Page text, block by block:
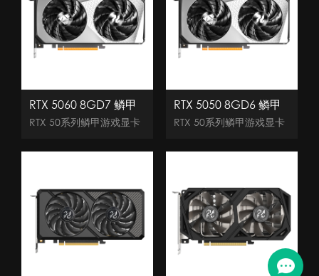
RTX 5060 8GD7 鳞甲
RTX 50系列鳞甲游戏显卡
RTX 5050 8GD6 鳞甲
RTX 50系列鳞甲游戏显卡